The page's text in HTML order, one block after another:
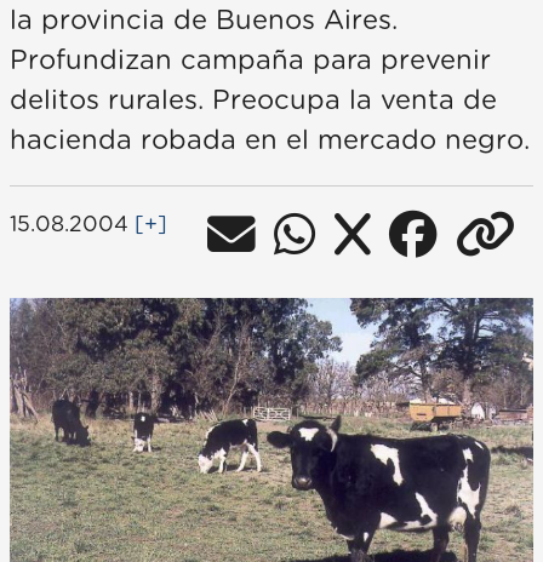
la provincia de Buenos Aires.
Profundizan campaña para prevenir
delitos rurales. Preocupa la venta de
hacienda robada en el mercado negro.
15.08.2004 [+]